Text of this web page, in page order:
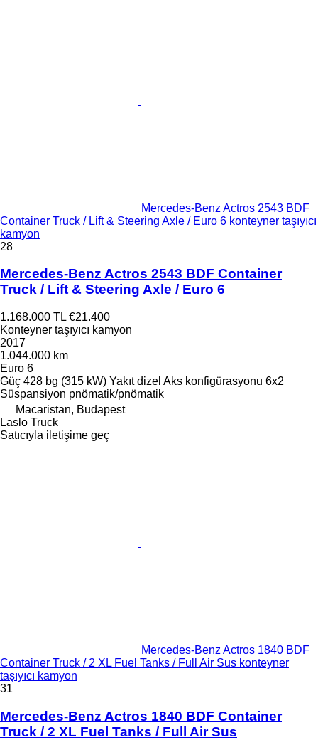
Mercedes-Benz Actros 2543 BDF
Container Truck / Lift & Steering Axle / Euro 6 konteyner taşıyıcı
kamyon
28
Mercedes-Benz Actros 2543 BDF Container
Truck / Lift & Steering Axle / Euro 6
1.168.000 TL €21.400
Konteyner taşıyıcı kamyon
2017
1.044.000 km
Euro 6
Güç 428 bg (315 kW) Yakıt dizel Aks konfigürasyonu 6x2
Süspansiyon pnömatik/pnömatik
Macaristan, Budapest
Laslo Truck
Satıcıyla iletişime geç
Mercedes-Benz Actros 1840 BDF
Container Truck / 2 XL Fuel Tanks / Full Air Sus konteyner
taşıyıcı kamyon
31
Mercedes-Benz Actros 1840 BDF Container
Truck / 2 XL Fuel Tanks / Full Air Sus